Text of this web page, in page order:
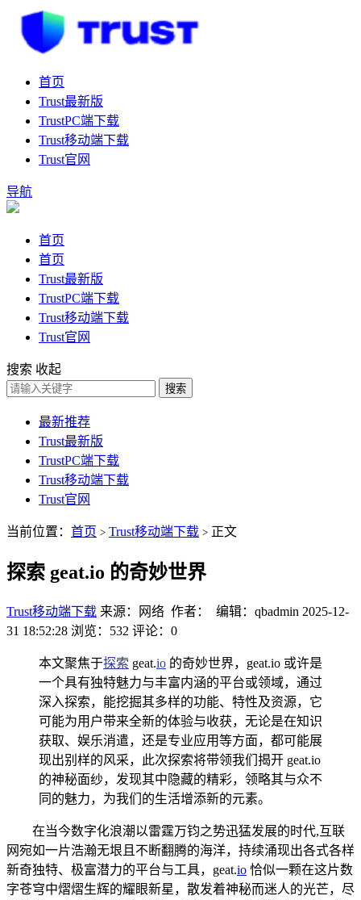
首页
Trust最新版
TrustPC端下载
Trust移动端下载
Trust官网
导航
首页
首页
Trust最新版
TrustPC端下载
Trust移动端下载
Trust官网
搜索 收起
搜索
最新推荐
Trust最新版
TrustPC端下载
Trust移动端下载
Trust官网
当前位置： 首页 > Trust移动端下载 > 正文
探索 geat.io 的奇妙世界
Trust移动端下载 来源：网络 作者： 编辑：qbadmin 2025-12-
31 18:52:28 浏览：532 评论：0
本文聚焦于探索 geat.io 的奇妙世界，geat.io 或许是
一个具有独特魅力与丰富内涵的平台或领域，通过
深入探索，能挖掘其多样的功能、特性及资源，它
可能为用户带来全新的体验与收获，无论是在知识
获取、娱乐消遣，还是专业应用等方面，都可能展
现出别样的风采，此次探索将带领我们揭开 geat.io
的神秘面纱，发现其中隐藏的精彩，领略其与众不
同的魅力，为我们的生活增添新的元素。
在当今数字化浪潮以雷霆万钧之势迅猛发展的时代,互联
网宛如一片浩瀚无垠且不断翻腾的海洋，持续涌现出各式各样
新奇独特、极富潜力的平台与工具，geat.io 恰似一颗在这片数
字苍穹中熠熠生辉的耀眼新星，散发着神秘而迷人的光芒，尽